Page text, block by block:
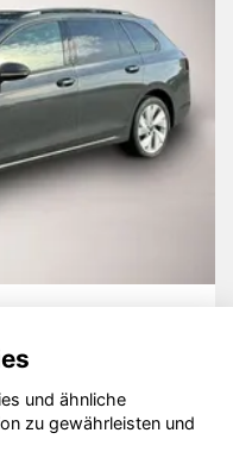
2020 - 2026
und ähnliche
zu gewährleisten und